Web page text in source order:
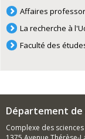
Affaires
La recherche à
Faculté des
Département de
Complexe des sciences